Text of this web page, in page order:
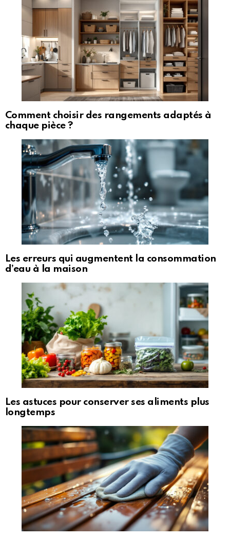
Comment choisir des rangements adaptés à
chaque pièce ?
Les erreurs qui augmentent la consommation
d’eau à la maison
Les astuces pour conserver ses aliments plus
longtemps